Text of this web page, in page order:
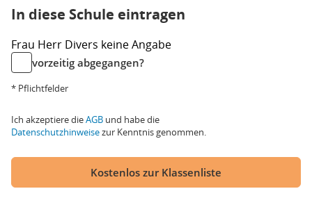
In diese Schule eintragen
Frau Herr Divers keine Angabe
vorzeitig abgegangen?
* Pflichtfelder
Ich akzeptiere dieAGB und habe die
Datenschutzhinweisezur Kenntnis genommen.
Kostenlos zur Klassenliste